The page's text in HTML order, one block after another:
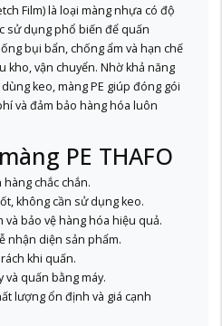
Film) là loại màng nhựa có độ
sử dụng phổ biến để quấn
bụi bẩn, chống ẩm và hạn chế
kho, vận chuyển. Nhờ khả năng
keo, màng PE giúp đóng gói
và đảm bảo hàng hóa luôn
PE THAFO
chắc chắn.
không cần sử dụng keo.
và bảo vệ hàng hóa hiệu quả.
nhận diện sản phẩm.
khi quấn.
quấn bằng máy.
lượng ổn định và giá cạnh